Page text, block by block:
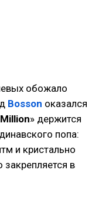
обожало
Bosson оказался
» держится
попа:
и кристально
в